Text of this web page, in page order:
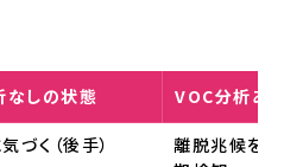
なしの状態 VOC分析あ
づく（後手）
離脱兆候を